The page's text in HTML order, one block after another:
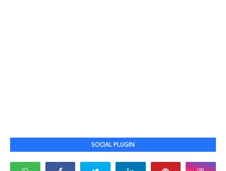
SOCIAL PLUGIN